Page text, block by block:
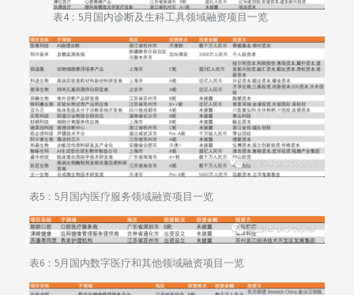
表4：5月国内诊断及生科工具领域融资项目一览
表5：5月国内医疗服务领域融资项目一览
表6：5月国内数字医疗和其他领域融资项目一览